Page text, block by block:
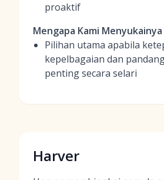
proaktif
Mengapa Kami Menyukainya
Pilihan utama apabila
kepelbagaian dan
penting secara selari
Harver